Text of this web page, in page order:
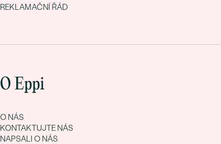
REKLAMAČNÍ ŘÁD
O Eppi
O NÁS
KONTAKTUJTE NÁS
NAPSALI O NÁS